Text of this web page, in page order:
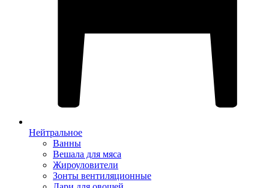
Нейтральное
Ванны
Вешала для мяса
Жироуловители
Зонты вентиляционные